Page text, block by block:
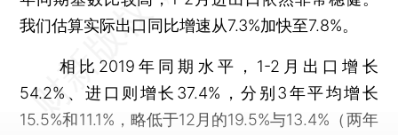
我们估算实际出口同比增速从7.3%加快至7.8%。
相比2019年同期水平，1-2月出口增长
54.2%、进口则增长37.4%，分别3年平均增长
15.5%和11.1%，略低于12月的19.5%与13.4%（两年